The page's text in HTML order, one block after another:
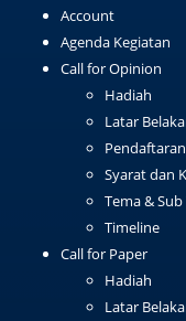
Account
Agenda Kegiatan
Call for Opinion
Hadiah
Latar
Pendaftaran
Syarat dan
Tema &
Timeline
Call for Paper
Hadiah
Latar